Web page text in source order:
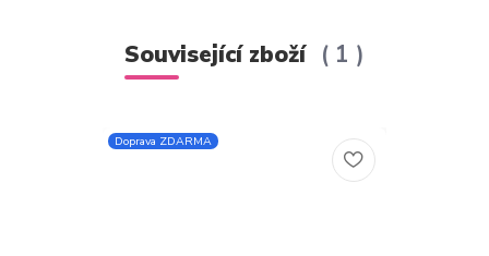
Související zboží 1
Doprava ZDARMA